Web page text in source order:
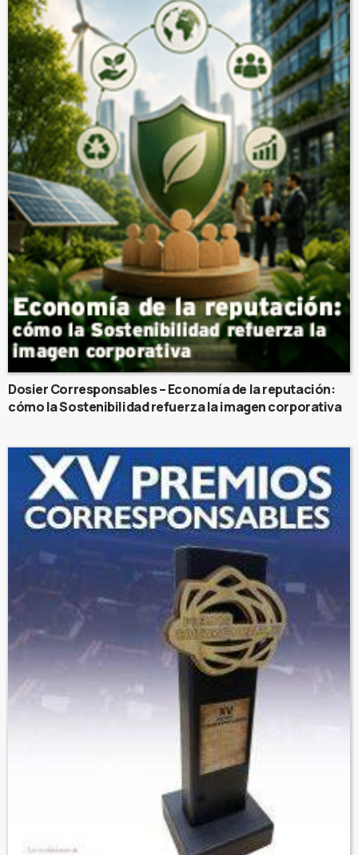
Dosier Corresponsables – Economía de la reputación:
cómo la Sostenibilidad refuerza la imagen corporativa